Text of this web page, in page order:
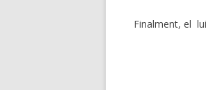
Finalment, el